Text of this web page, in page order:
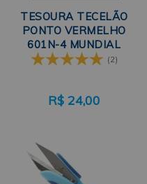
TESOURA TECELÃO
PONTO VERMELHO
601N-4 MUNDIAL
(2)
R$ 24,00